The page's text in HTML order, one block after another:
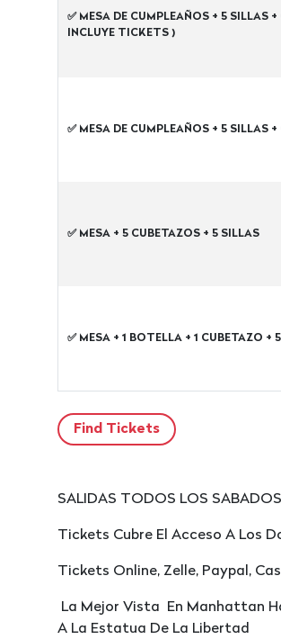
✅ MESA DE CUMPLEAÑOS + 5 SILLAS
INCLUYE TICKETS )
✅ MESA DE CUMPLEAÑOS + 5 SILLAS
✅ MESA + 5 CUBETAZOS + 5 SILLAS
✅ MESA + 1 BOTELLA + 1 CUBETAZO +
SALIDAS TODOS LOS
Tickets Cubre El Acceso A Los
Tickets Online, Zelle, Paypal,
La Mejor Vista En Manhattan
A La Estatua De La Libertad